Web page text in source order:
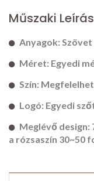
Műszaki Leírás
Anyagok: Szövet
Méret: Egyedi
Szín:
Logó: Egyedi
Meglévő design:
a rózsaszín 30~50